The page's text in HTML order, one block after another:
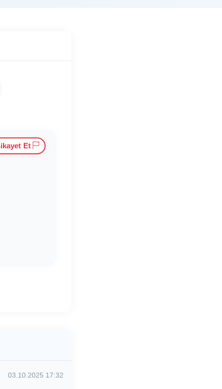
Et
03.10.2025 17:32